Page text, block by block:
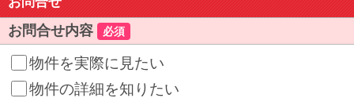
お問合せ内容 必須
物件を実際に見たい
物件の詳細を知りたい